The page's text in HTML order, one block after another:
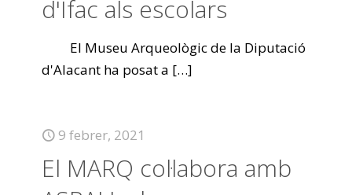
d'Ifac als escolars
El Museu Arqueològic de la Diputació
d'Alacant ha posat a […]
9 febrer, 2021
El MARQ col·labora amb